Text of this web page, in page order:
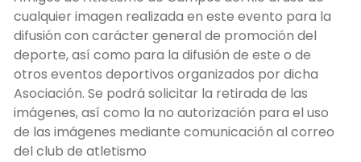
cualquier imagen realizada en este evento para la
difusión con carácter general de promoción del
deporte, así como para la difusión de este o de
otros eventos deportivos organizados por dicha
Asociación. Se podrá solicitar la retirada de las
imágenes, así como la no autorización para el uso
de las imágenes mediante comunicación al correo
del club de atletismo